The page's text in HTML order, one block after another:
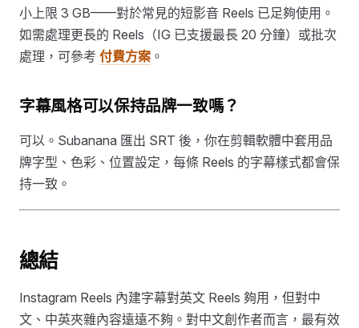
小上限 3 GB——對於常見的短影音 Reels 已足夠使用。
如需處理更長的 Reels（IG 已支援最長 20 分鐘）或批次
處理，可參考 付費方案 。
字幕風格可以保持品牌一致嗎？
可以。Subanana 匯出 SRT 後，你在剪輯軟體中套用品
牌字型、色彩、位置設定，每條 Reels 的字幕樣式都會保
持一致。
總結
Instagram Reels 內建字幕對英文 Reels 夠用，但對中
文、中英夾雜內容遠遠不夠。對中文創作者而言，最有效